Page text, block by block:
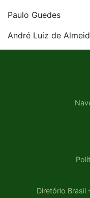
Paulo Guedes
André Luiz de
Diretório Brasil